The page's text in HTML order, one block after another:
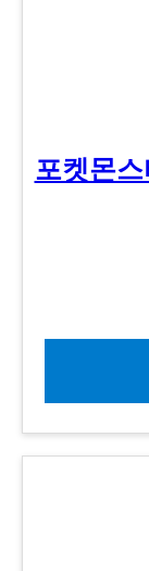
포켓몬